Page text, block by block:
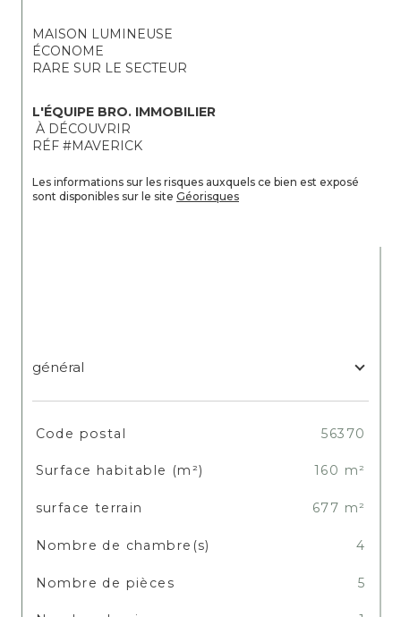
MAISON LUMINEUSE
ÉCONOME
RARE SUR LE SECTEUR
L'ÉQUIPE BRO. IMMOBILIER
À DÉCOUVRIR
RÉF #MAVERICK
Les informations sur les risques auxquels ce bien est exposé
sont disponibles sur le site Géorisques
général
TRAD_SIROCCO_Caracteristique
Code postal 56370
Surface habitable (m²) 160 m²
surface terrain 677 m²
Nombre de chambre(s) 4
Nombre de pièces 5